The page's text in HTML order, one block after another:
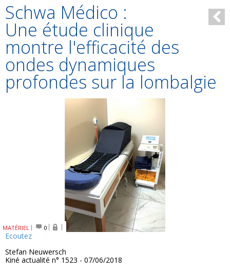
Schwa Médico :
Une étude clinique
montre l'efficacité des
ondes dynamiques
profondes sur la lombalgie
MATÉRIEL 0
Ecoutez
Stefan Neuwersch
Kiné actualité n° 1523 - 07/06/2018